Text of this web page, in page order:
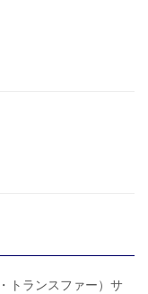
トランスファー）サ